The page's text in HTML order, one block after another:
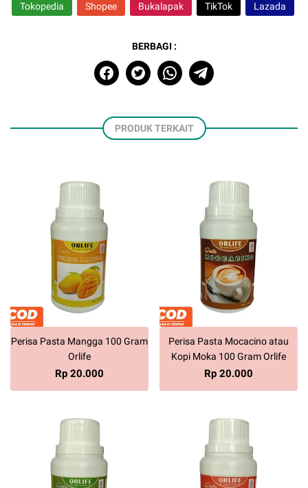
Tokopedia Shopee Bukalapak TikTok Lazada
BERBAGI :
PRODUK TERKAIT
Perisa Pasta Mangga 100 Gram
Orlife
Rp 20.000
Perisa Pasta Mocacino atau
Kopi Moka 100 Gram Orlife
Rp 20.000